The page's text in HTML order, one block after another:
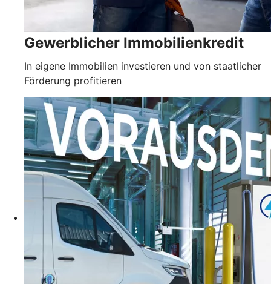
Gewerblicher Immobilienkredit
In eigene Immobilien investieren und von staatlicher
Förderung profitieren